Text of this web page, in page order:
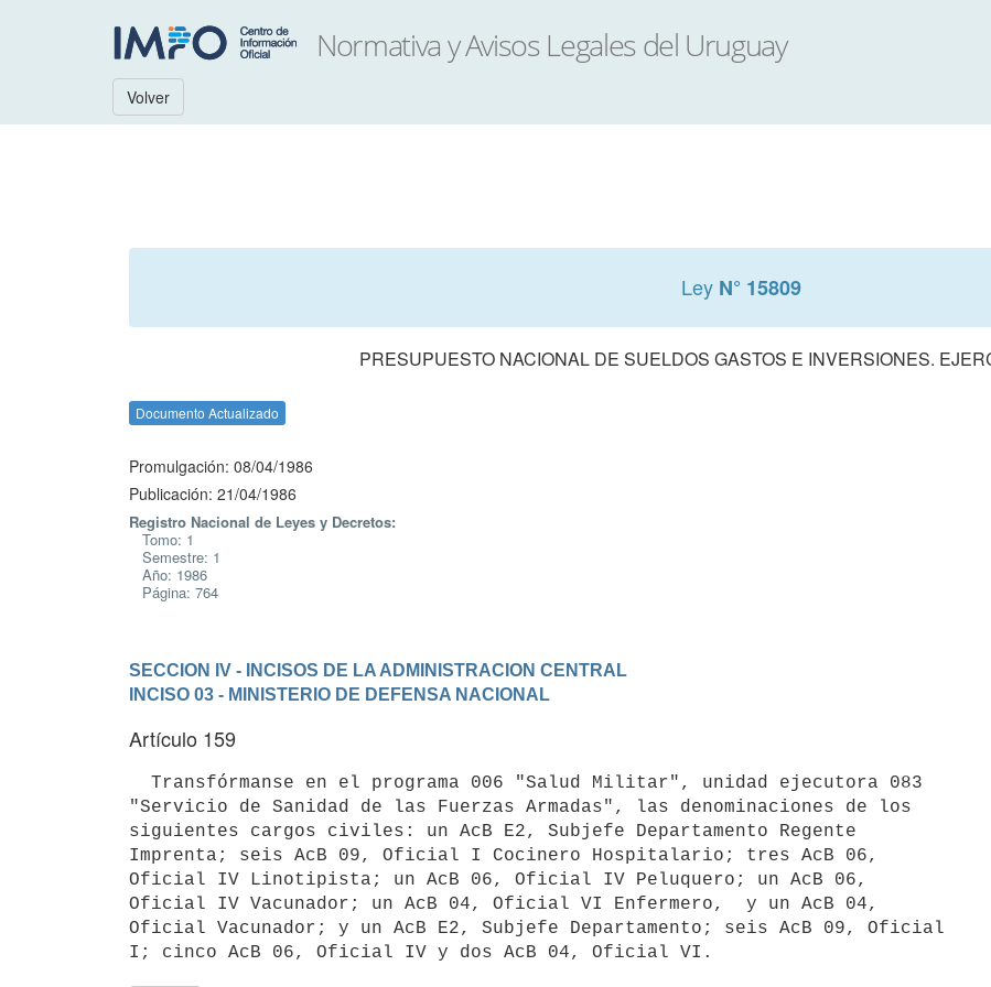
Volver
Ley N° 15809
PRESUPUESTO NACIONAL DE SUELDOS GASTOS E INVERSIONES.
Documento Actualizado
Promulgación: 08/04/1986
Publicación: 21/04/1986
Registro Nacional de Leyes y Decretos:
Tomo: 1
Semestre: 1
Año: 1986
Página: 764
SECCION IV - INCISOS DE LA ADMINISTRACION CENTRAL
INCISO 03 - MINISTERIO DE DEFENSA NACIONAL
Artículo 159
"Servicio de Sanidad de las Fuerzas Armadas", las denominaciones de los
siguientes cargos civiles: un AcB E2, Subjefe Departamento Regente
Imprenta; seis AcB 09, Oficial I Cocinero Hospitalario; tres AcB 06,
Oficial IV Linotipista; un AcB 06, Oficial IV Peluquero; un AcB 06,
Oficial IV Vacunador; un AcB 04, Oficial VI Enfermero,  y un AcB 04,
Oficial Vacunador; y un AcB E2, Subjefe Departamento; seis AcB 09, Oficial